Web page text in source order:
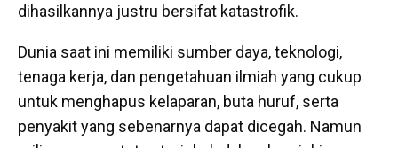
dihasilkannya justru bersifat katastrofik.
Dunia saat ini memiliki sumber daya, teknologi,
tenaga kerja, dan pengetahuan ilmiah yang cukup
untuk menghapus kelaparan, buta huruf, serta
penyakit yang sebenarnya dapat dicegah. Namun